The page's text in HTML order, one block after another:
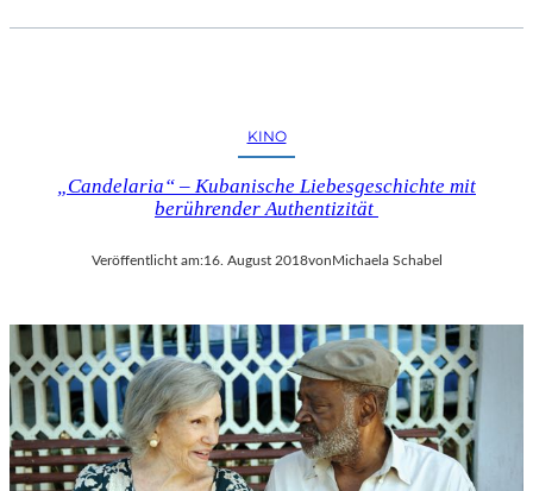
KINO
„Candelaria“ – Kubanische Liebesgeschichte mit
berührender Authentizität
Veröffentlicht am:16. August 2018vonMichaela Schabel